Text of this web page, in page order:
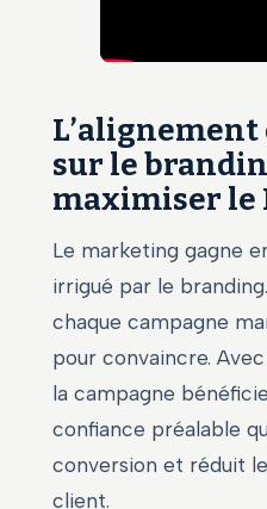
sur le
maximiser le
Le marketing gagne
irrigué par le
chaque campagne
pour convaincre.
la campagne
confiance préalable
conversion et réduit
client.